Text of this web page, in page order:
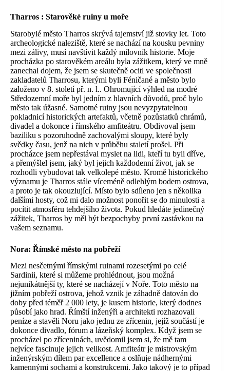
Tharros : Starověké ruiny u moře
Starobylé město Tharros skrývá tajemství již stovky let. Toto
archeologické naleziště, které se nachází na kousku pevniny
mezi zálivy, musí navštívit každý milovník historie. Moje
procházka po starověkém areálu byla zážitkem, který ve mně
zanechal dojem, že jsem se skutečně ocitl ve společnosti
zakladatelů Tharrosu, kterými byli Féničané a město bylo
založeno v 8. století př. n. l.. Ohromující výhled na modré
Středozemní moře byl jedním z hlavních důvodů, proč bylo
město tak úžasné. Samotné ruiny jsou nevyzpytatelnou
pokladnicí historických artefaktů, včetně pozůstatků chrámů,
divadel a dokonce i římského amfiteátru. Obdivoval jsem
baziliku s pozoruhodně zachovalými sloupy, které byly
svědky času, jenž na nich v průběhu staletí prošel. Při
procházce jsem nepřestával myslet na lidi, kteří tu byli dříve,
a přemýšlel jsem, jaký byl jejich každodenní život, jak se
rozhodli vybudovat tak velkolepé město. Kromě historického
významu je Tharros stále víceméně odlehlým bodem ostrova,
a proto je tak okouzlující. Místo bylo sdíleno jen s několika
dalšími hosty, což mi dalo možnost ponořit se do minulosti a
pocítit atmosféru tehdejšího života. Pokud hledáte jedinečný
zážitek, Tharros by měl být bezpochyby první zastávkou na
vašem seznamu.
Nora: Římské město na pobřeží
Mezi nesčetnými římskými ruinami rozesetými po celé
Sardinii, které si můžeme prohlédnout, jsou možná
nejunikátnější ty, které se nacházejí v Noře. Toto město na
jižním pobřeží ostrova, jehož vznik je záhadně datován do
doby před téměř 2 000 lety, je kusem historie, který dodnes
působí jako hrad. Římští inženýři a architekti rozhazovali
peníze a stavěli Noru jako jednu ze zřícenin, jejíž součástí je
dokonce divadlo, fórum a lázeňský komplex. Když jsem se
procházel po zříceninách, uvědomil jsem si, že mě tam
nejvíce fascinuje jejich velikost. Amfiteátr je mistrovským
inženýrským dílem par excellence a oslňuje nádhernými
kamennými sochami a konstrukcemi. Jako takový je to případ